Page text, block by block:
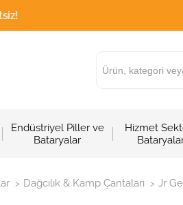
Endüstriyel Piller ve
Bataryalar
Hizmet
> Dağcılık & Kamp Çantaları > Jr